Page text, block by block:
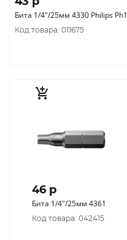
Бита 1/4"/25мм 4330 Philips Ph1
Код товара: 011675
46 p
Бита 1/4"/25мм 4361
Код товара: 042415